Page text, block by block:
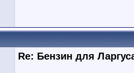
Re: Бензин для